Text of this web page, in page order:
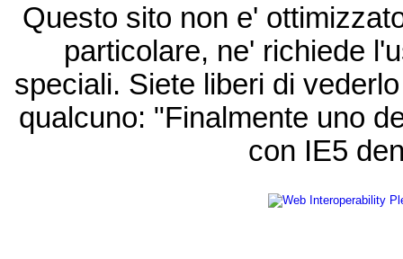
Questo sito non e'
particolare, ne' richiede
speciali. Siete liberi di
qualcuno: "Finalmente uno
con IE5